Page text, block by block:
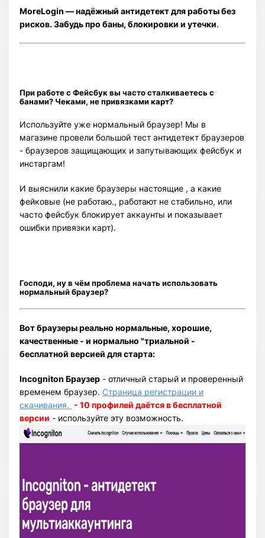
MoreLogin — надёжный антидетект для работы без
рисков. Забудь про баны, блокировки и утечки.
При работе с Фейсбук вы часто сталкиваетесь с
банами? Чеками, не привязками карт?
Используйте уже нормальный браузер! Мы в
магазине провели большой тест антидетект браузеров
- браузеров защищающих и запутывающих фейсбук и
инстаргам!
И выяснили какие браузеры настоящие , а какие
фейковые (не работаю., работают не стабильно, или
часто фейсбук блокирует аккаунты и показывает
ошибки привязки карт).
Господи, ну в чём проблема начать использовать
нормальный браузер?
Вот браузеры реально нормальные, хорошие,
качественные - и нормально "триальной -
бесплатной версией для старта:
Incogniton Браузер - отличный старый и проверенный
временем браузер. Страница регистрации и
скачивания. - 10 профилей даётся в бесплатной
версии - используйте эту возможность.